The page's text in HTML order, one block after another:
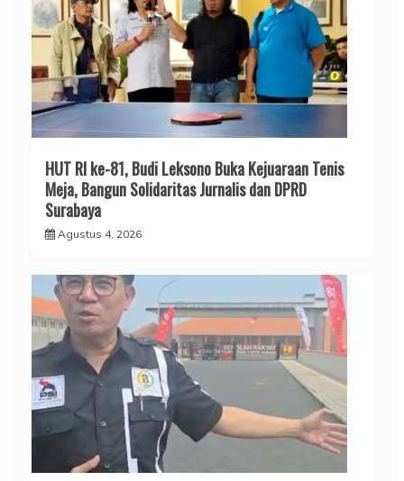
HUT RI ke-81, Budi Leksono Buka Kejuaraan Tenis
Meja, Bangun Solidaritas Jurnalis dan DPRD
Surabaya
Agustus 4, 2026